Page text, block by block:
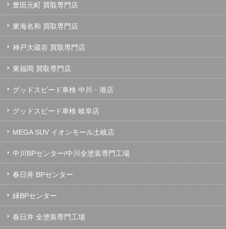
豊田元町 買取専門店
東海名和 買取専門店
神戸大蔵谷 買取専門店
東福岡 買取専門店
グッドスピード車検 中川・港店
グッドスピード車検 岐阜店
MEGA SUV イオンモール土岐店
中川BPセンター/中川全塗装専門工場
春日井 BPセンター
緑BPセンター
春日井 全塗装専門工場